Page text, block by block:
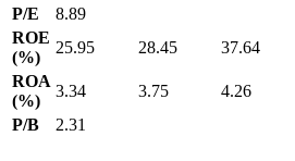
P/E
8.89
ROE
(%)
25.95 28.45 37.64
ROA
(%)
3.34 3.75 4.26
P/B
2.31